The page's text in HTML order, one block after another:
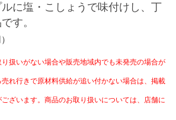
券
ロードカード
方法
取り
ング
のお知らせ
書
ディングスの重点課題
基本方針
体制
2050
募集
ネットショッピング
に塩・こしょうで味付けし、丁
す。
扱いがない場合や販売地域内でも未発売の場合が
れ行きで原材料供給が追い付かない場合は、掲載
ざいます。商品のお取り扱いについては、店舗に